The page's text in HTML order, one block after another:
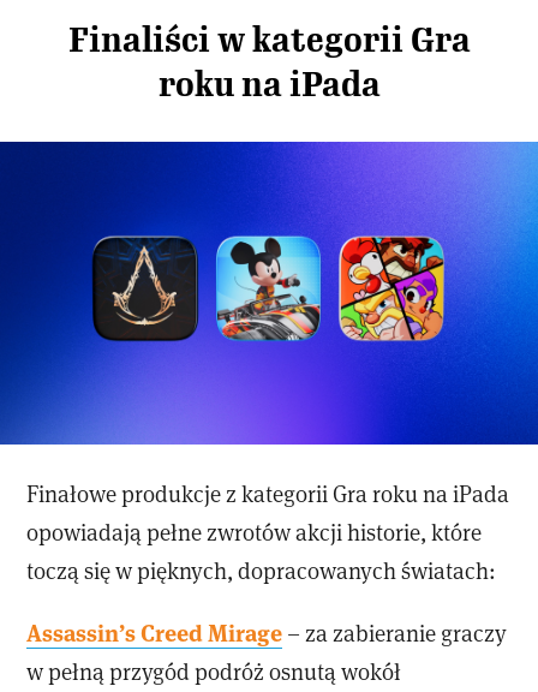
Finaliści w kategorii Gra
roku na iPada
Finałowe produkcje z kategorii Gra roku na iPada
opowiadają pełne zwrotów akcji historie, które
toczą się w pięknych, dopracowanych światach:
Assassin’s Creed Mirage – za zabieranie graczy
w pełną przygód podróż osnutą wokół